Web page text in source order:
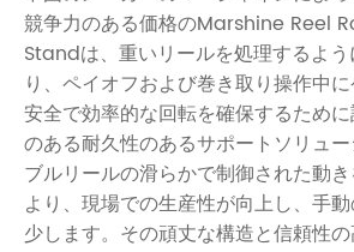
競争力のある価格のMarshine Reel
Standは、重いリールを処理するよ
り、ペイオフおよび巻き取り操作中
安全で効率的な回転を確保するため
のある耐久性のあるサポートソリュ
ブルリールの滑らかで制御された動
より、現場での生産性が向上し、手
少します。その頑丈な構造と信頼性